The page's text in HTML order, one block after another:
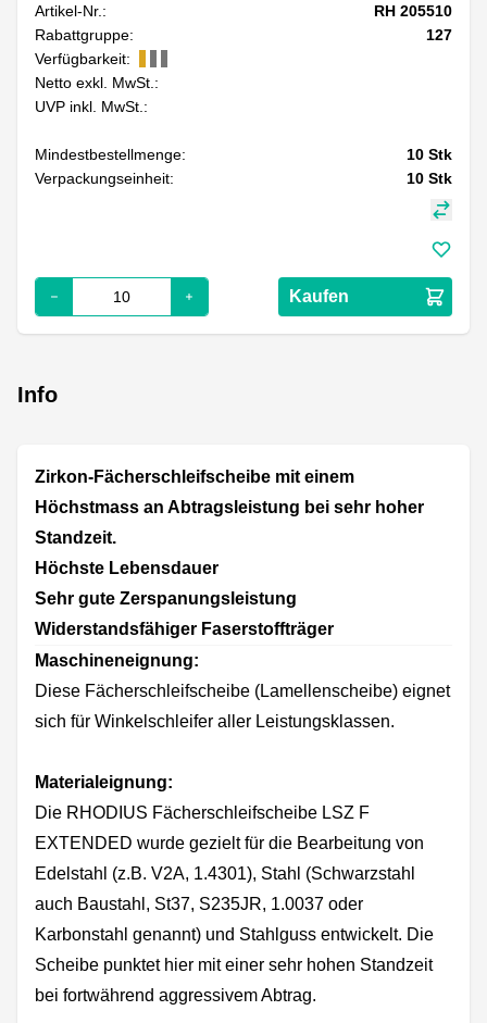
Artikel-Nr.:
RH 205510
Rabattgruppe:
127
Verfügbarkeit:
Netto exkl. MwSt.:
UVP inkl. MwSt.:
Mindestbestellmenge: 10 Stk
Verpackungseinheit:
10 Stk
Kaufen
Info
Zirkon-Fächerschleifscheibe mit einem
Höchstmass an Abtragsleistung bei sehr hoher
Standzeit.
Höchste Lebensdauer
Sehr gute Zerspanungsleistung
Widerstandsfähiger Faserstoffträger
Maschineneignung:
Diese Fächerschleifscheibe (Lamellenscheibe) eignet
sich für Winkelschleifer aller Leistungsklassen.
Materialeignung:
Die RHODIUS Fächerschleifscheibe LSZ F
EXTENDED wurde gezielt für die Bearbeitung von
Edelstahl (z.B. V2A, 1.4301), Stahl (Schwarzstahl
auch Baustahl, St37, S235JR, 1.0037 oder
Karbonstahl genannt) und Stahlguss entwickelt. Die
Scheibe punktet hier mit einer sehr hohen Standzeit
bei fortwährend aggressivem Abtrag.